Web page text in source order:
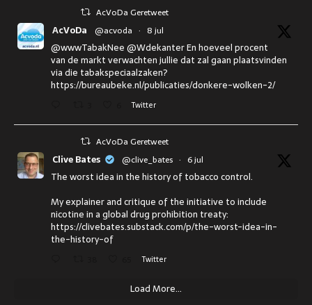
AcVoDa Geretweet
AcVoDa @acvoda · 8 jul
@wwwTabakNee @Wdekanter En hoeveel procent
van de markt verwachten jullie dat zal gaan plaatsvinden
via die tabakspeciaalzaken?
https://bureaubeke.nl/publicaties/donkere-wolken-2/
Twitter
AcVoDa Geretweet
Clive Bates @clive_bates · 6 jul
The worst idea in the history of tobacco control.
My explainer and critique of the initiative to include
nicotine in a global drug prohibition treaty:
https://clivebates.substack.com/p/the-worst-idea-in-
the-history-of
Twitter
Load More...